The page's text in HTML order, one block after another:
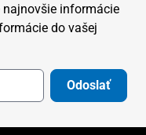
informácie
do vašej
Odoslať